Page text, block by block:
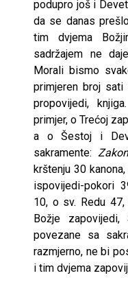
podupro još i
da se danas
tim dvjema
sadržajem ne
Morali bismo
primjeren broj sati
propovijedi,
primjer, o Trećoj
a o Šestoj i
sakramente:
krštenju 30
ispovijedi-pokori
10, o sv. Redu
Božje
povezane sa
razmjerno, ne bi
i tim dvjema